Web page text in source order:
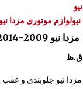
لوازم موتوری مزدا
مزدا نیو جلوبندی و عقب